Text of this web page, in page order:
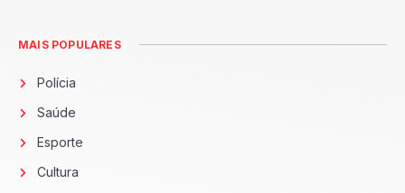
MAIS POPULARES
Polícia
Saúde
Esporte
Cultura